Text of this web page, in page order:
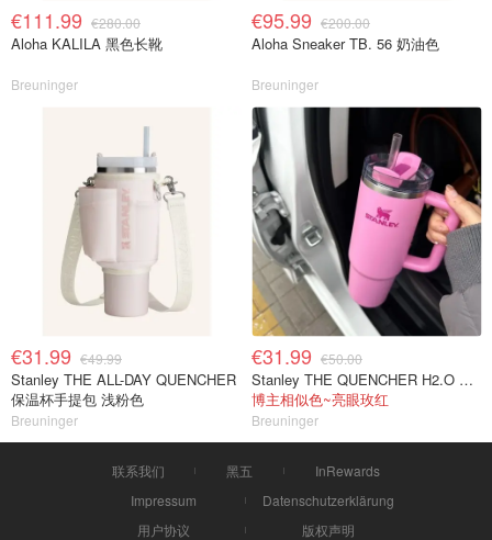
€111.99 €280.00
Aloha KALILA 黑色长靴
Breuninger
€95.99 €200.00
Aloha Sneaker TB. 56 奶油色
Breuninger
€31.99 €49.99
Stanley THE ALL-DAY QUENCHER
保温杯手提包 浅粉色
Breuninger
€31.99 €50.00
Stanley THE QUENCHER H2.O 保温杯 1.18L 粉色
博主相似色~亮眼玫红
Breuninger
联系我们 黑五
InRewards
Impressum
Datenschutzerklärung
用户协议
版权声明